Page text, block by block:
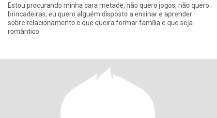
Estou procurando minha cara metade, não quero jogos, não quero
brincadeiras, eu quero alguém disposto a ensinar e aprender
sobre relacionamento e que queira formar família e que seja
romântico.